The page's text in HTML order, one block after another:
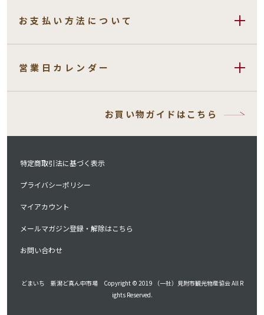
お支払い方法について
営業日カレンダー
お買い物ガイドはこちら
特定商取引法に基づく表示
プライバシーポリシー
マイアカウント
メールマガジン登録・解除はこちら
お問い合わせ
どまいち 新潟ど真ん中市場 Copyright © 2019 （一社）見附市観光物産協会 All R
ights Reserved.